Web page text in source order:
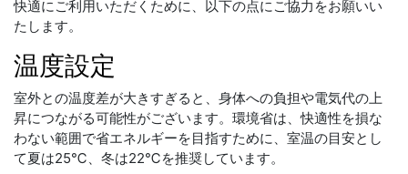
快適にご利用いただくために、以下の点にご協力をお願いい
たします。
温度設定
室外との温度差が大きすぎると、身体への負担や電気代の上
昇につながる可能性がございます。環境省は、快適性を損な
わない範囲で省エネルギーを目指すために、室温の目安とし
て夏は25℃、冬は22℃を推奨しています。